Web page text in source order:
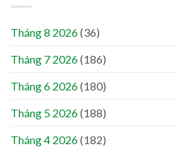
Tháng 8 2026(36)
Tháng 7 2026(186)
Tháng 6 2026(180)
Tháng 5 2026(188)
Tháng 4 2026(182)